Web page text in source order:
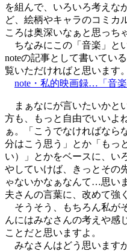
を組んで、いろいろ考えな
ど、絵柄やキャラのコミカ
ころは奥深いなぁと思っち
ちなみにこの「音楽」と
noteの記事として書いてい
覧いただければと思います。
note・私的映画録…「音楽
まぁなにが言いたいかと
方も、もっと自由でいいよ
ぁ。「こうでなければなら
分はこう思う」とか「もっ
い）」とかをベースに、い
やしていけば、きっとその
ゃないかなぁなんて…思い
夫さんの言葉に、改めて強
そうそう、もちろん私が
んにはみなさんの考えや感
ことだと思いますよ。
みなさんはどう思います